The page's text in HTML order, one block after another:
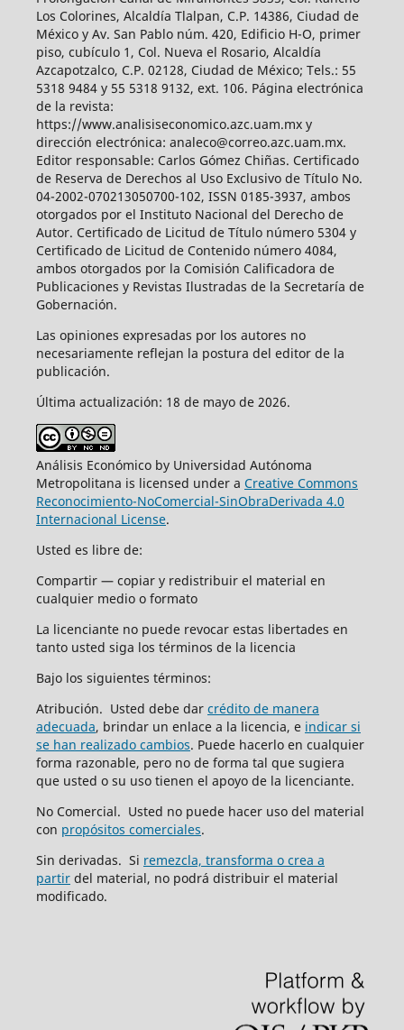
Los Colorines, Alcaldía Tlalpan, C.P. 14386, Ciudad de
México y Av. San Pablo núm. 420, Edificio H-O, primer
piso, cubículo 1, Col. Nueva el Rosario, Alcaldía
Azcapotzalco, C.P. 02128, Ciudad de México; Tels.: 55
5318 9484 y 55 5318 9132, ext. 106. Página electrónica
de la revista:
https://www.analisiseconomico.azc.uam.mx y
dirección electrónica: analeco@correo.azc.uam.mx.
Editor responsable: Carlos Gómez Chiñas. Certificado
de Reserva de Derechos al Uso Exclusivo de Título No.
04-2002-070213050700-102, ISSN 0185-3937, ambos
otorgados por el Instituto Nacional del Derecho de
Autor. Certificado de Licitud de Título número 5304 y
Certificado de Licitud de Contenido número 4084,
ambos otorgados por la Comisión Calificadora de
Publicaciones y Revistas Ilustradas de la Secretaría de
Gobernación.
Las opiniones expresadas por los autores no
necesariamente reflejan la postura del editor de la
publicación.
Última actualización: 18 de mayo de 2026.
Análisis Económico by Universidad Autónoma
Metropolitana is licensed under a Creative Commons
Reconocimiento-NoComercial-SinObraDerivada 4.0
Internacional License.
Usted es libre de:
Compartir — copiar y redistribuir el material en
cualquier medio o formato
La licenciante no puede revocar estas libertades en
tanto usted siga los términos de la licencia
Bajo los siguientes términos:
Atribución. Usted debe dar crédito de manera
adecuada, brindar un enlace a la licencia, e indicar si
se han realizado cambios. Puede hacerlo en cualquier
forma razonable, pero no de forma tal que sugiera
que usted o su uso tienen el apoyo de la licenciante.
No Comercial. Usted no puede hacer uso del material
con propósitos comerciales.
Sin derivadas. Si remezcla, transforma o crea a
partirdel material, no podrá distribuir el material
modificado.